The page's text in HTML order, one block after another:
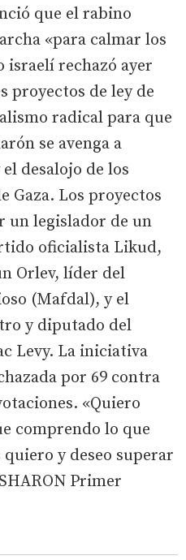
que el rabino
«para calmar los
israelí rechazó ayer
proyectos de ley de
radical para que
se avenga a
desalojo de los
Gaza. Los proyectos
un legislador de un
oficialista Likud,
Orlev, líder del
(Mafdal), y el
y diputado del
Levy. La iniciativa
por 69 contra
«Quiero
comprendo lo que
y deseo superar
Primer